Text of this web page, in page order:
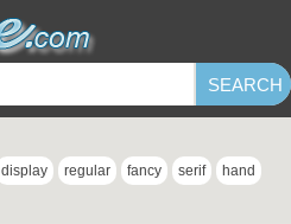
display regular fancy serif hand